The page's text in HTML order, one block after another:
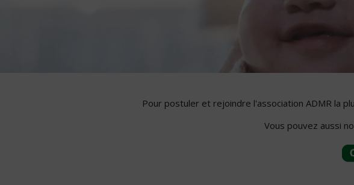
Pour postuler et rejoindre l'association ADMR la
Vous pouvez aussi